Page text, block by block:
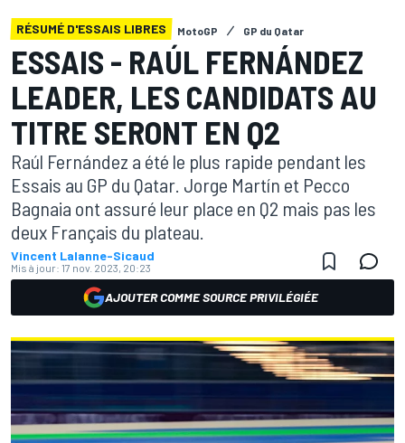
RÉSUMÉ D'ESSAIS LIBRES MotoGP GP du Qatar
ESSAIS - RAÚL FERNÁNDEZ
LEADER, LES CANDIDATS AU
TITRE SERONT EN Q2
Raúl Fernández a été le plus rapide pendant les
Essais au GP du Qatar. Jorge Martín et Pecco
Bagnaia ont assuré leur place en Q2 mais pas les
deux Français du plateau.
Vincent Lalanne-Sicaud
Mis à jour: 17 nov. 2023, 20:23
AJOUTER COMME SOURCE PRIVILÉGIÉE